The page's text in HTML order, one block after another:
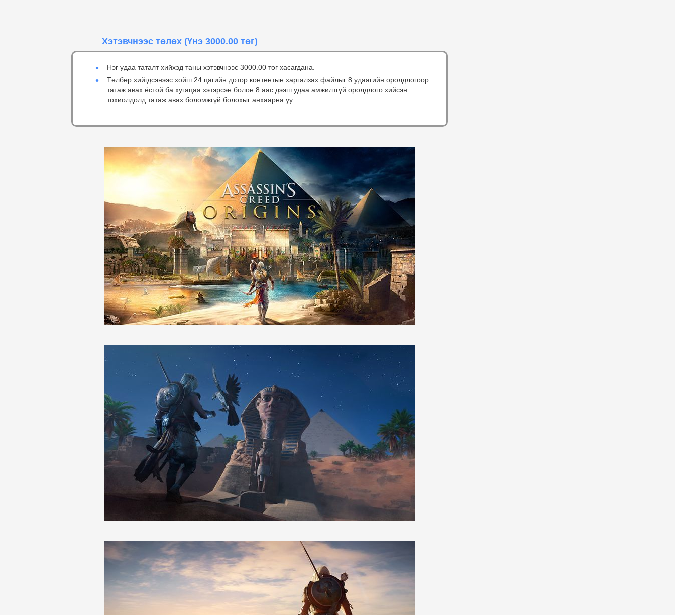
Хэтэвчнээс төлөх (Үнэ 3000.00 төг)
Нэг удаа таталт хийхэд таны хэтэвчнээс 3000.00 төг хасагдана.
Төлбөр хийгдсэнээс хойш 24 цагийн дотор контентын харгалзах файлыг 8 удаагийн оролдлогоор
татаж авах ёстой ба хугацаа хэтэрсэн болон 8 аас дээш удаа амжилтгүй оролдлого хийсэн
тохиолдолд татаж авах боломжгүй болохыг анхаарна уу.